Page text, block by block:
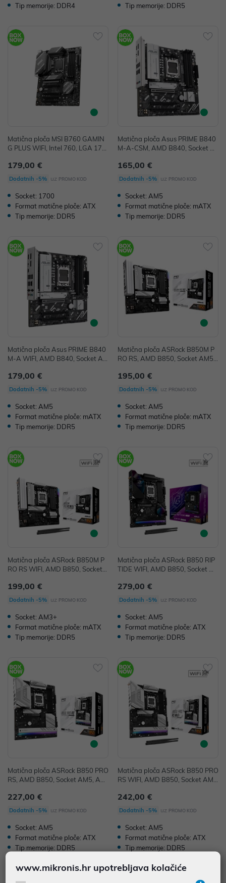
Tip memorije: DDR4
Tip memorije: DDR5
Matična ploča MSI B760 GAMIN
G PLUS WIFI, Intel 760, LGA 170
179,00 €
Dodatnih -5% uz PROMO KOD
Socket: 1700
Format matične ploče: ATX
Tip memorije: DDR5
Matična ploča Asus PRIME B840
M-A-CSM, AMD B840, Socket A
165,00 €
Dodatnih -5% uz PROMO KOD
Socket: AM5
Format matične ploče: mATX
Tip memorije: DDR5
Matična ploča Asus PRIME B840
M-A WIFI, AMD B840, Socket AM
179,00 €
Dodatnih -5% uz PROMO KOD
Socket: AM5
Format matične ploče: mATX
Tip memorije: DDR5
Matična ploča ASRock B850M P
RO RS, AMD B850, Socket AM5,
195,00 €
Dodatnih -5% uz PROMO KOD
Socket: AM5
Format matične ploče: mATX
Tip memorije: DDR5
Matična ploča ASRock B850M P
RO RS WIFI, AMD B850, Socket
199,00 €
Dodatnih -5% uz PROMO KOD
Socket: AM3+
Format matične ploče: mATX
Tip memorije: DDR5
Matična ploča ASRock B850 RIP
TIDE WIFI, AMD B850, Socket A
279,00 €
Dodatnih -5% uz PROMO KOD
Socket: AM5
Format matične ploče: ATX
Tip memorije: DDR5
Matična ploča ASRock B850 PRO
RS, AMD B850, Socket AM5, AT
227,00 €
Dodatnih -5% uz PROMO KOD
Socket: AM5
Format matične ploče: ATX
Tip memorije: DDR5
Matična ploča ASRock B850 PRO
RS WIFI, AMD B850, Socket AM
242,00 €
Dodatnih -5% uz PROMO KOD
Socket: AM5
Format matične ploče: ATX
Tip memorije: DDR5
www.mikronis.hr upotrebljava kolačiće